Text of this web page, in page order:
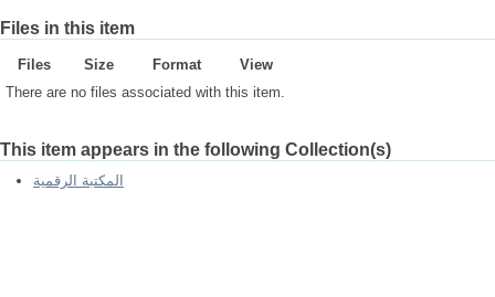
Files in this item
Files Size Format
View
There are no files associated with this item.
This item appears in the following Collection(s)
المكتبة الرقمية